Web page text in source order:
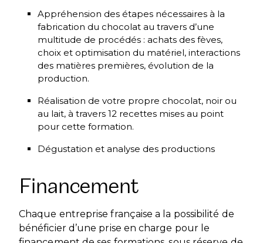
Appréhension des étapes nécessaires à la
fabrication du chocolat au travers d’une
multitude de procédés : achats des fèves,
choix et optimisation du matériel, interactions
des matières premières, évolution de la
production.
Réalisation de votre propre chocolat, noir ou
au lait, à travers 12 recettes mises au point
pour cette formation.
Dégustation et analyse des productions
Financement
Chaque entreprise française a la possibilité de
bénéficier d’une prise en charge pour le